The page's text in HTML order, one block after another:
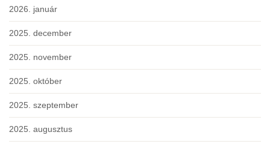
2026. január
2025. december
2025. november
2025. október
2025. szeptember
2025. augusztus